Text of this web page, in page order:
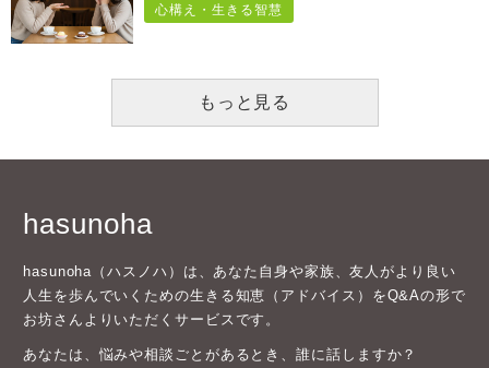
心構え・生きる智慧
もっと見る
hasunoha
hasunoha（ハスノハ）は、あなた自身や家族、友人がより良い
人生を歩んでいくための生きる知恵（アドバイス）をQ&Aの形で
お坊さんよりいただくサービスです。
あなたは、悩みや相談ごとがあるとき、誰に話しますか？